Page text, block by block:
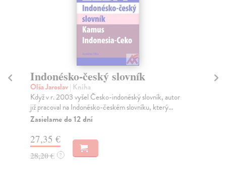
Indonésko-český slovník
Olša Jaroslav| Kniha
Když v r. 2003 vyšel Česko-indonéský slovník, autor
již pracoval na Indonésko-českém slovníku, který...
Zasielame do 12 dní
27,35 €
28,20 € ?